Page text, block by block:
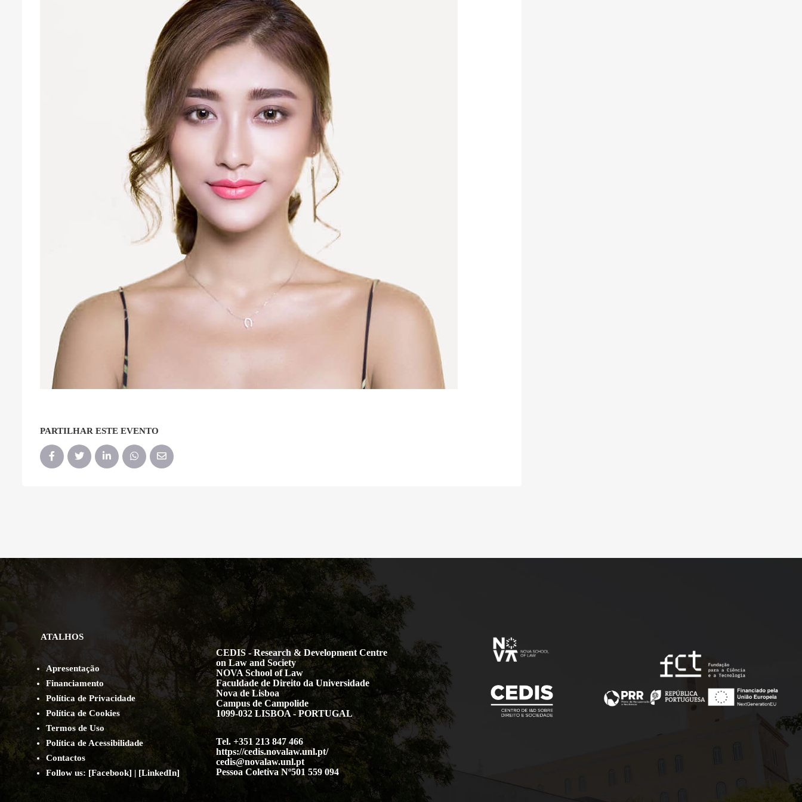
PARTILHAR ESTE EVENTO
ATALHOS
Apresentação
Financiamento
Política de Privacidade
Política de Cookies
Termos de Uso
Política de Acessibilidade
Contactos
Follow us: [Facebook] | [LinkedIn]
CEDIS - Research & Development Centre
on Law and Society
NOVA School of Law
Faculdade de Direito da Universidade
Nova de Lisboa
Campus de Campolide
1099-032 LISBOA - PORTUGAL
Tel. +351 213 847 466
https://cedis.novalaw.unl.pt/
cedis@novalaw.unl.pt
Pessoa Coletiva Nº501 559 094